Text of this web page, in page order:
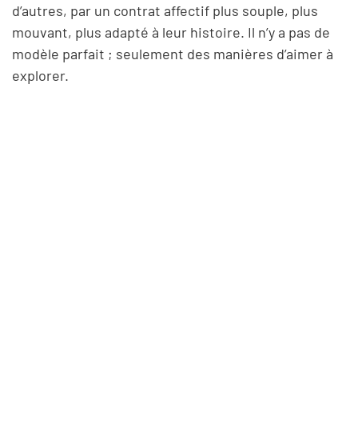
d’autres, par un contrat affectif plus souple, plus
mouvant, plus adapté à leur histoire. Il n’y a pas de
modèle parfait ; seulement des manières d’aimer à
explorer.